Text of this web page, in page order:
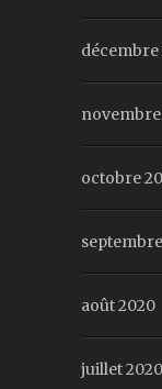
décembre
octobre
août 2020
juillet 2020